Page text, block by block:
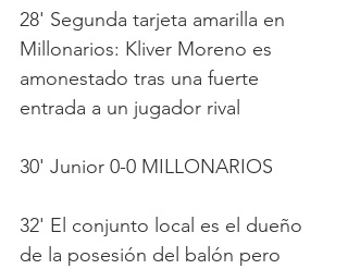
28' Segunda tarjeta amarilla en
Millonarios: Kliver Moreno es
amonestado tras una fuerte
entrada a un jugador rival
30' Junior 0-0 MILLONARIOS
32' El conjunto local es el dueño
de la posesión del balón pero